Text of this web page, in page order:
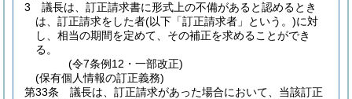
3
議長は、訂正請求書に形式上の不備があると認めるとき
は、訂正請求をした者(以下「訂正請求者」という。)に対
し、相当の期間を定めて、その補正を求めることができ
る。
(令7条例12・一部改正)
(保有個人情報の訂正義務)
第33条
議長は、訂正請求があった場合において、当該訂正